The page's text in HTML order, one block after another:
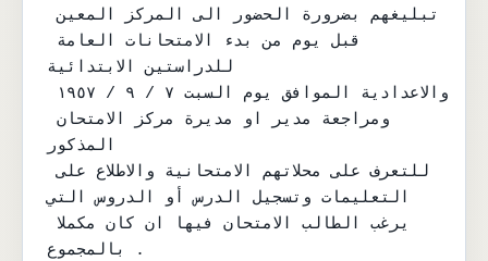
تبليغهم بضرورة الحضور الى المركز المعين
للدراستين الابتدائية
ومراجعة مدير او مديرة مركز الامتحان
المذكور
للتعرف على محلاتهم الامتحانية والاطلاع على
التعليمات وتسجيل الدرس أو الدروس التي
بالمجموع .